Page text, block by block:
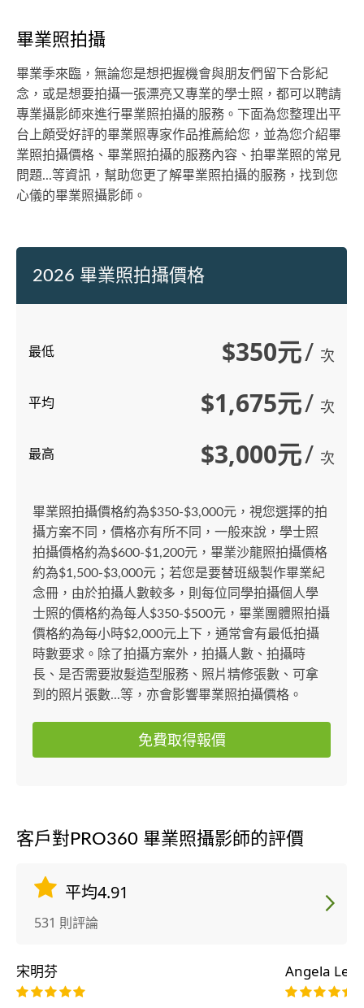
畢業照拍攝
畢業季來臨，無論您是想把握機會與朋友們留下合影紀
念，或是想要拍攝一張漂亮又專業的學士照，都可以聘請
專業攝影師來進行畢業照拍攝的服務。下面為您整理出平
台上頗受好評的畢業照專家作品推薦給您，並為您介紹畢
業照拍攝價格、畢業照拍攝的服務內容、拍畢業照的常見
問題...等資訊，幫助您更了解畢業照拍攝的服務，找到您
心儀的畢業照攝影師。
2026 畢業照拍攝價格
最低 $350元/ 次
平均 $1,675元/ 次
最高 $3,000元/ 次
畢業照拍攝價格約為$350-$3,000元，視您選擇的拍
攝方案不同，價格亦有所不同，一般來說，學士照
拍攝價格約為$600-$1,200元，畢業沙龍照拍攝價格
約為$1,500-$3,000元；若您是要替班級製作畢業紀
念冊，由於拍攝人數較多，則每位同學拍攝個人學
士照的價格約為每人$350-$500元，畢業團體照拍攝
價格約為每小時$2,000元上下，通常會有最低拍攝
時數要求。除了拍攝方案外，拍攝人數、拍攝時
長、是否需要妝髮造型服務、照片精修張數、可拿
到的照片張數...等，亦會影響畢業照拍攝價格。
免費取得報價
客戶對PRO360 畢業照攝影師的評價
平均4.91
531 則評論
宋明芬 Angela Lee